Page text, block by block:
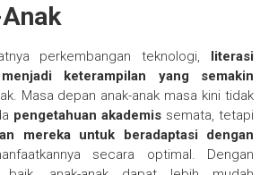
perkembangan teknologi, literasi
keterampilan yang semakin
Masa depan anak-anak masa kini tidak
pengetahuan akademis semata, tetapi
mereka untuk beradaptasi dengan
secara optimal. Dengan